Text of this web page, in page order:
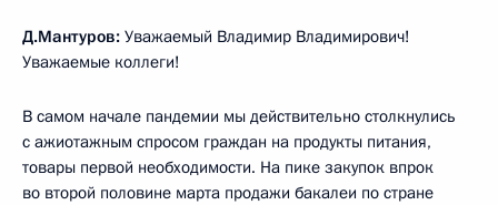
Д.Мантуров: Уважаемый Владимир Владимирович!
Уважаемые коллеги!
В самом начале пандемии мы действительно столкнулись
с ажиотажным спросом граждан на продукты питания,
товары первой необходимости. На пике закупок впрок
во второй половине марта продажи бакалеи по стране